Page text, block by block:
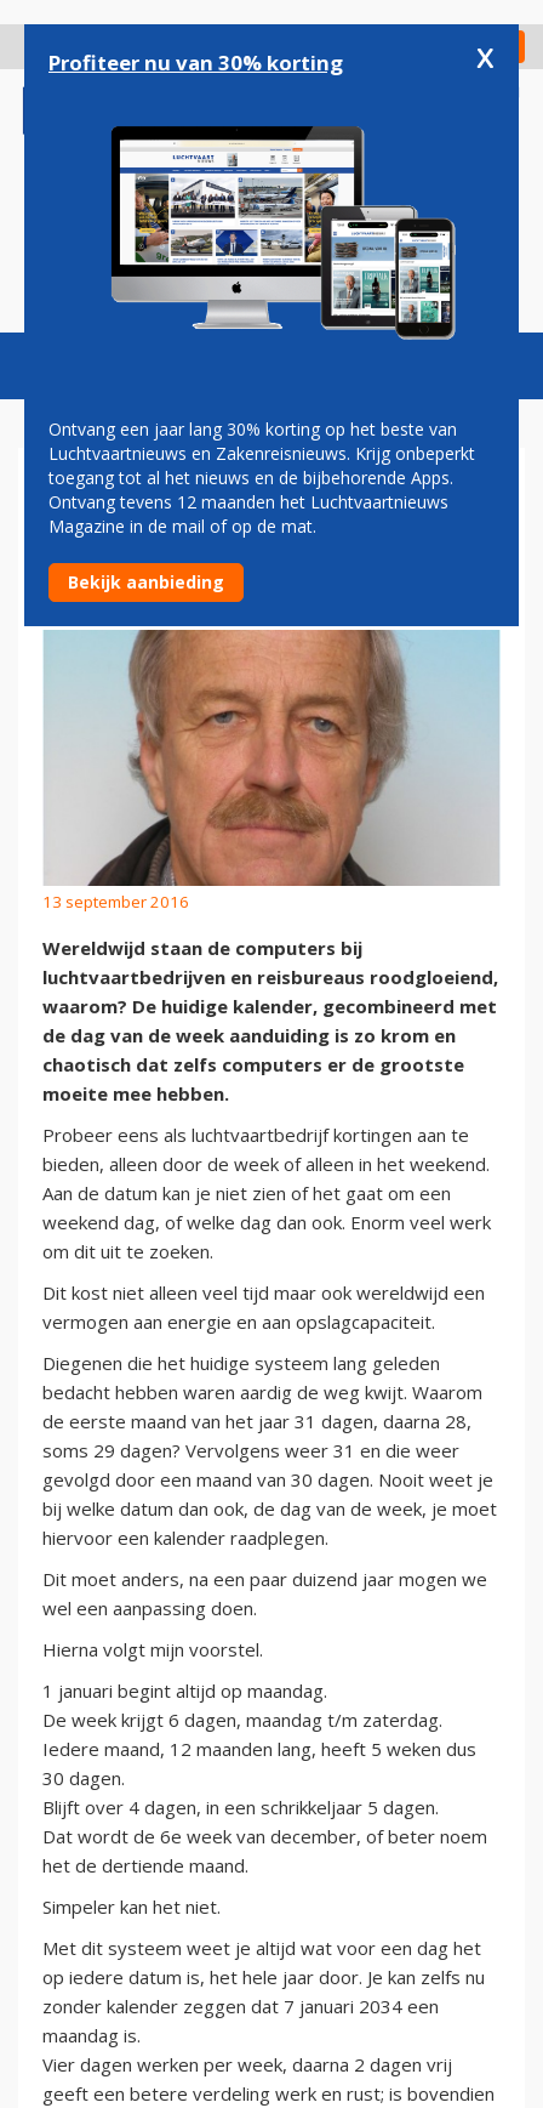
gaan
Check in
Magazine Podcasts Vacatures
PAUL GROVE:
LUCHTVAARTBEDRIJVEN,
DATA EN VERSPILLING
13 september 2016
Wereldwijd staan de computers bij
luchtvaartbedrijven en reisbureaus roodgloeiend,
waarom? De huidige kalender, gecombineerd met
de dag van de week aanduiding is zo krom en
chaotisch dat zelfs computers er de grootste
moeite mee hebben.
Probeer eens als luchtvaartbedrijf kortingen aan te
bieden, alleen door de week of alleen in het weekend.
Aan de datum kan je niet zien of het gaat om een
weekend dag, of welke dag dan ook. Enorm veel werk
om dit uit te zoeken.
Dit kost niet alleen veel tijd maar ook wereldwijd een
vermogen aan energie en aan opslagcapaciteit.
Diegenen die het huidige systeem lang geleden
bedacht hebben waren aardig de weg kwijt. Waarom
de eerste maand van het jaar 31 dagen, daarna 28,
soms 29 dagen? Vervolgens weer 31 en die weer
gevolgd door een maand van 30 dagen. Nooit weet je
bij welke datum dan ook, de dag van de week, je moet
hiervoor een kalender raadplegen.
Dit moet anders, na een paar duizend jaar mogen we
wel een aanpassing doen.
Hierna volgt mijn voorstel.
1 januari begint altijd op maandag.
De week krijgt 6 dagen, maandag t/m zaterdag.
Iedere maand, 12 maanden lang, heeft 5 weken dus
30 dagen.
Blijft over 4 dagen, in een schrikkeljaar 5 dagen.
Dat wordt de 6e week van december, of beter noem
het de dertiende maand.
Simpeler kan het niet.
Met dit systeem weet je altijd wat voor een dag het
op iedere datum is, het hele jaar door. Je kan zelfs nu
zonder kalender zeggen dat 7 januari 2034 een
maandag is.
Vier dagen werken per week, daarna 2 dagen vrij
geeft een betere verdeling werk en rust; is bovendien
Profiteer nu van 30% korting x
Ontvang een jaar lang 30% korting op het beste van
Luchtvaartnieuws en Zakenreisnieuws. Krijg onbeperkt
toegang tot al het nieuws en de bijbehorende Apps.
Ontvang tevens 12 maanden het Luchtvaartnieuws
Magazine in de mail of op de mat.
Bekijk aanbieding